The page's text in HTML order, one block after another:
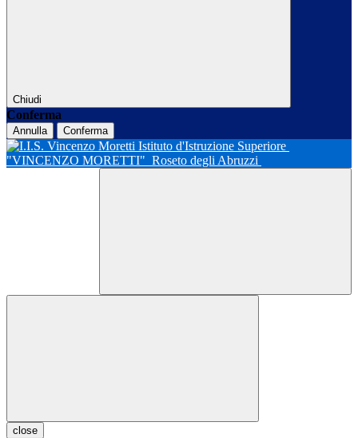
Chiudi
Conferma
Annulla Conferma
Istituto d'Istruzione Superiore
"VINCENZO MORETTI" Roseto degli Abruzzi
close